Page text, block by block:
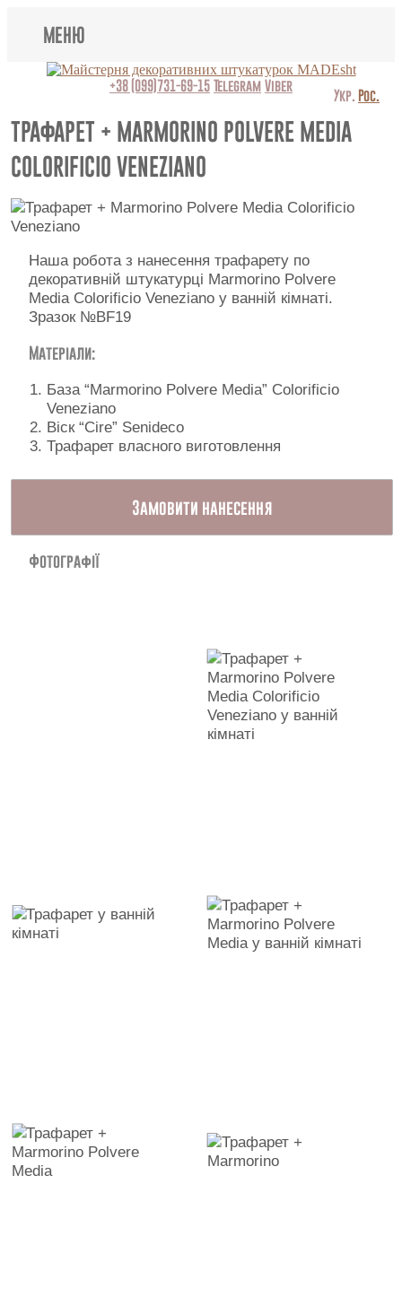
МЕНЮ
Lincrusta
Види штукатурок
Поклейка шпалер
Картини
Відео
Питання-відповідь
Контакти
+38 (099)731-69-15TelegramViber
ТРАФАРЕТ + MARMORINO POLVERE MEDIA
COLORIFICIO VENEZIANO
Наша робота з нанесення трафарету по
декоративній штукатурці Marmorino Polvere
Media Colorificio Veneziano у ванній кімнаті.
Зразок №BF19
Матеріали:
База “Marmorino Polvere Media” Colorificio
Veneziano
Віск “Cire” Senideco
Трафарет власного виготовлення
Замовити нанесення
Фотографії
Укр. Рос.